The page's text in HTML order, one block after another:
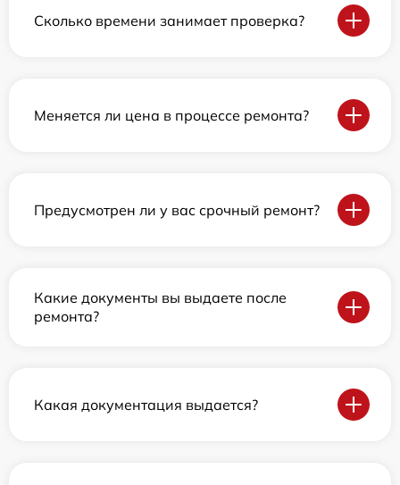
Сколько времени занимает проверка?
Меняется ли цена в процессе ремонта?
Предусмотрен ли у вас срочный ремонт?
Какие документы вы выдаете после
ремонта?
Какая документация выдается?